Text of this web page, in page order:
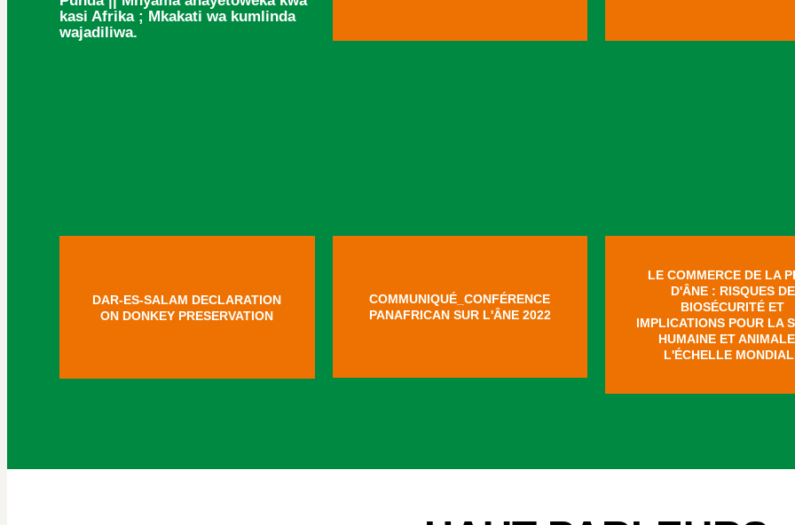
kasi Afrika ; Mkakati wa kumlinda
wajadiliwa.
DAR-ES-SALAM DECLARATION
ON DONKEY PRESERVATION
COMMUNIQUÉ_CONFÉRENCE
PANAFRICAN SUR L'ÂNE 2022
LE COMMERCE DE LA
D'ÂNE : RISQUES DE
BIOSÉCURITÉ ET
IMPLICATIONS POUR LA
HUMAINE ET
L'ÉCHELLE